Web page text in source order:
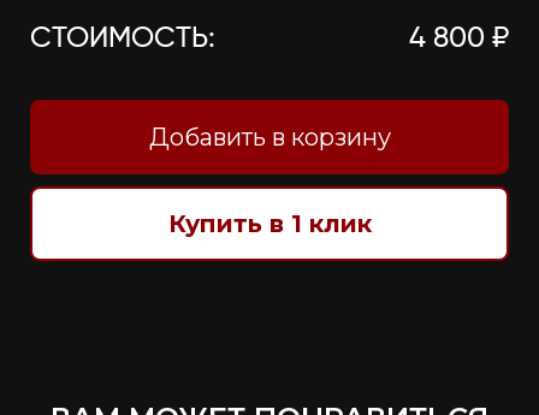
СТОИМОСТЬ: 4 800 ₽
Добавить в корзину
Купить в 1 клик